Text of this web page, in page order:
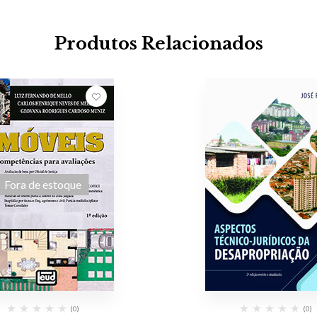
Produtos Relacionados
Fora de estoque
(0) (0)